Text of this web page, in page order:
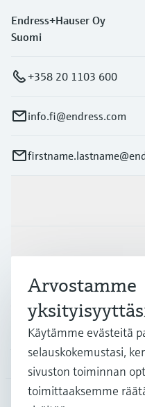
Endress+Hauser Oy
Suomi
+358 20 1103 600
info.fi@endress.com
Asiakastuki
Yritys
Arvostamme
Käytämme evästeitä
selauskokemustasi,
sivuston toiminnan
toimittaaksemme